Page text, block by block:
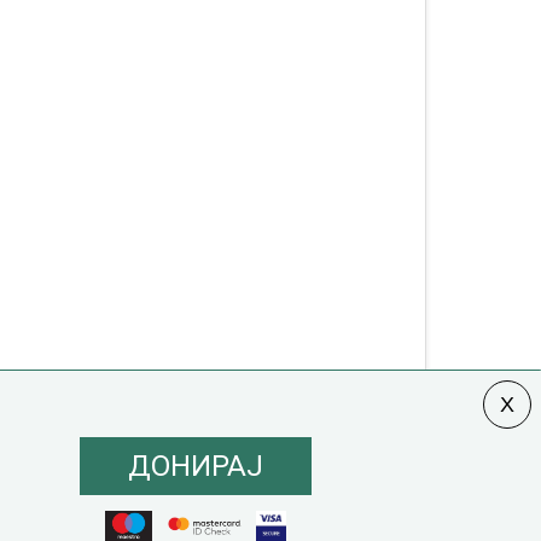
ДОНИРАЈ